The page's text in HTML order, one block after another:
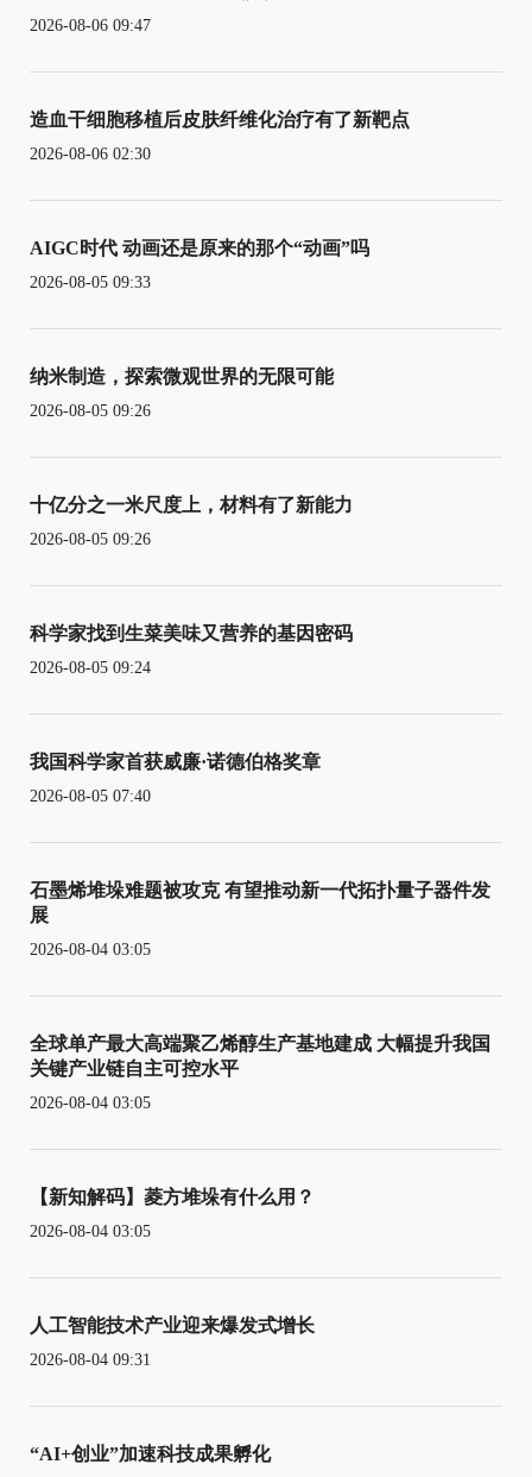
2026-08-06 09:47
造血干细胞移植后皮肤纤维化治疗有了新靶点
2026-08-06 02:30
AIGC时代 动画还是原来的那个“动画”吗
2026-08-05 09:33
纳米制造，探索微观世界的无限可能
2026-08-05 09:26
十亿分之一米尺度上，材料有了新能力
2026-08-05 09:26
科学家找到生菜美味又营养的基因密码
2026-08-05 09:24
我国科学家首获威廉·诺德伯格奖章
2026-08-05 07:40
石墨烯堆垛难题被攻克 有望推动新一代拓扑量子器件发
展
2026-08-04 03:05
全球单产最大高端聚乙烯醇生产基地建成 大幅提升我国
关键产业链自主可控水平
2026-08-04 03:05
【新知解码】菱方堆垛有什么用？
2026-08-04 03:05
人工智能技术产业迎来爆发式增长
2026-08-04 09:31
“AI+创业”加速科技成果孵化